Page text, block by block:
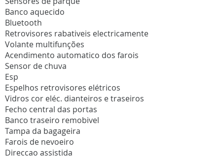
Banco aquecido
Bluetooth
Retrovisores rabativeis electricamente
Volante multifunções
Acendimento automatico dos farois
Sensor de chuva
Esp
Espelhos retrovisores elétricos
Vidros cor eléc. dianteiros e traseiros
Fecho central das portas
Banco traseiro remobivel
Tampa da bagageira
Farois de nevoeiro
Direccao assistida